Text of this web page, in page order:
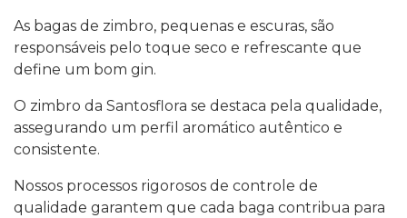
As bagas de zimbro, pequenas e escuras, são
responsáveis pelo toque seco e refrescante que
define um bom gin.
O zimbro da Santosflora se destaca pela qualidade,
assegurando um perfil aromático autêntico e
consistente.
Nossos processos rigorosos de controle de
qualidade garantem que cada baga contribua para